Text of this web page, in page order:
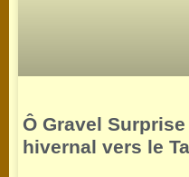
Ô Gravel
hivernal vers le